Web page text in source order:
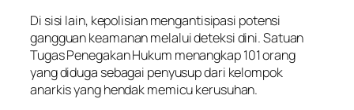
Di sisi lain, kepolisian mengantisipasi potensi
gangguan keamanan melalui deteksi dini. Satuan
Tugas Penegakan Hukum menangkap 101 orang
yang diduga sebagai penyusup dari kelompok
anarkis yang hendak memicu kerusuhan.